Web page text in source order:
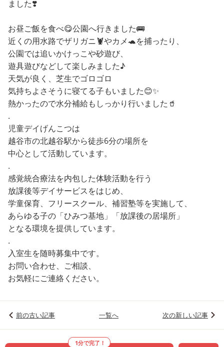
ました❣️
お昼ご飯を食べ😋公園へ行きました🚌
近くの用水路でザリガニ🦞やカメ🐢を捕ったり、
公園では追いかけっこや砂遊び、
遊具遊びなどして楽しみました♪
天気が良く、芝生でゴロゴロ
気持ちよさそうに寝てる子もいました😊✨
熱かったので水分補給もしっかり行いました🥤
.
児童デイげんこつは
越谷市の北越谷駅から徒歩6分の場所を
中心として活動しています。
.
感覚統合療法を内包した体験活動を行う
放課後等デイサービスをはじめ、
学童保育、フリースクール、補習塾等を実施して、
あらゆる子の「ひみつ基地」「放課後の居場所」
となる環境を提供しています。
.
入室生を随時募集中です。
お問い合わせ、ご相談、
お気軽にご連絡ください。
前の古い記事 一覧へ 次の新しい記事
1分で完了！